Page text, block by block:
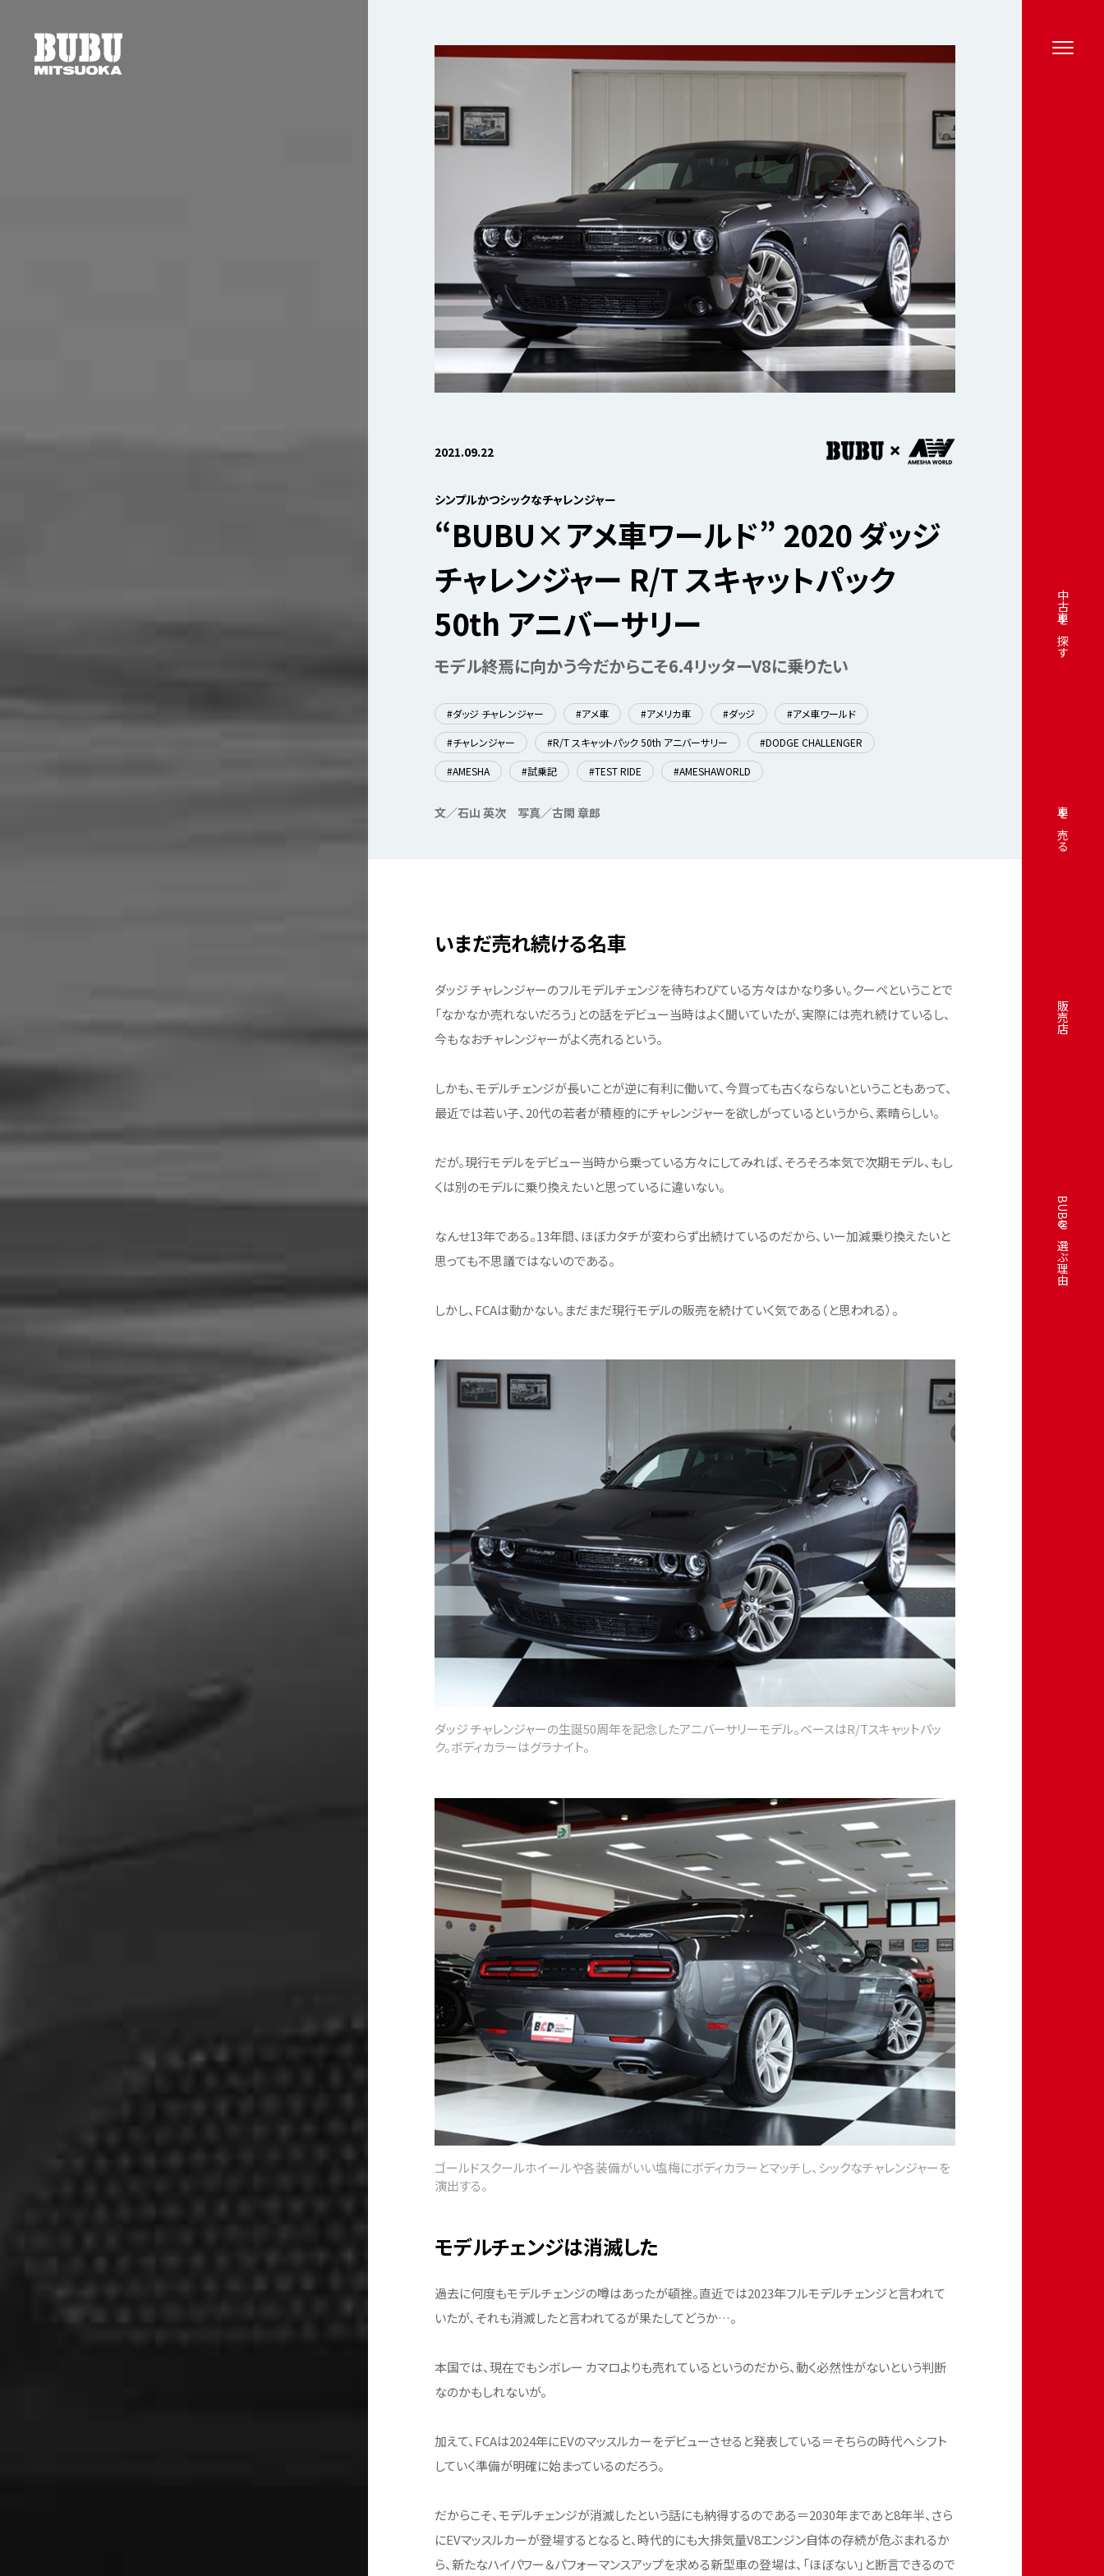
中古車を探す
車を売る
販売店
BUBUを選ぶ理由
2021.09.22
シンプルかつシックなチャレンジャー
“BUBU×アメ車ワールド” 2020 ダッジ
チャレンジャー R/T スキャットパック
50th アニバーサリー
モデル終焉に向かう今だからこそ6.4リッターV8に乗りたい
#ダッジ チャレンジャー #アメ車 #アメリカ車 #ダッジ #アメ車ワールド
#チャレンジャー #R/T スキャットパック 50th アニバーサリー #DODGE CHALLENGER
#AMESHA #試乗記 #TEST RIDE #AMESHAWORLD
文／石山 英次 写真／古閑 章郎
いまだ売れ続ける名車
ダッジ チャレンジャーのフルモデルチェンジを待ちわびている方々はかなり多い。クーペということで
「なかなか売れないだろう」との話をデビュー当時はよく聞いていたが、実際には売れ続けているし、
今もなおチャレンジャーがよく売れるという。
しかも、モデルチェンジが長いことが逆に有利に働いて、今買っても古くならないということもあって、
最近では若い子、20代の若者が積極的にチャレンジャーを欲しがっているというから、素晴らしい。
だが。現行モデルをデビュー当時から乗っている方々にしてみれば、そろそろ本気で次期モデル、もし
くは別のモデルに乗り換えたいと思っているに違いない。
なんせ13年である。13年間、ほぼカタチが変わらず出続けているのだから、いー加減乗り換えたいと
思っても不思議ではないのである。
しかし、FCAは動かない。まだまだ現行モデルの販売を続けていく気である（と思われる）。
ダッジ チャレンジャーの生誕50周年を記念したアニバーサリーモデル。ベースはR/Tスキャットパッ
ク。ボディカラーはグラナイト。
ゴールドスクールホイールや各装備がいい塩梅にボディカラーとマッチし、シックなチャレンジャーを
演出する。
モデルチェンジは消滅した
過去に何度もモデルチェンジの噂はあったが頓挫。直近では2023年フルモデルチェンジと言われて
いたが、それも消滅したと言われてるが果たしてどうか…。
本国では、現在でもシボレー カマロよりも売れているというのだから、動く必然性がないという判断
なのかもしれないが。
加えて、FCAは2024年にEVのマッスルカーをデビューさせると発表している＝そちらの時代へシフト
していく準備が明確に始まっているのだろう。
だからこそ、モデルチェンジが消滅したという話にも納得するのである＝2030年まであと8年半、さら
にEVマッスルカーが登場するとなると、時代的にも大排気量V8エンジン自体の存続が危ぶまれるか
ら、新たなハイパワー＆パフォーマンスアップを求める新型車の登場は、「ほぼない」と断言できるので